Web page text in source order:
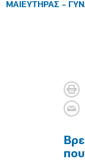
ΜΑΙΕΥΤΗΡΑΣ –